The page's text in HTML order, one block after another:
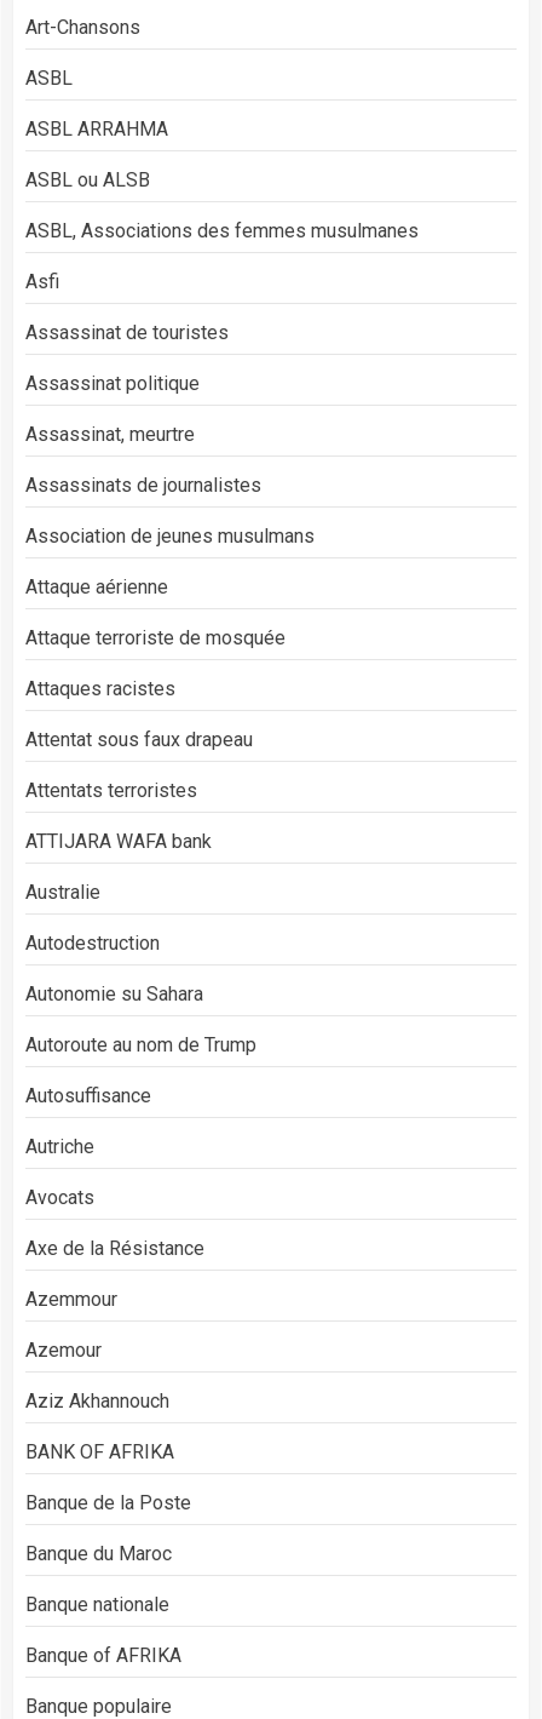
Art-Chansons
ASBL
ASBL ARRAHMA
ASBL ou ALSB
ASBL, Associations des femmes musulmanes
Asfi
Assassinat de touristes
Assassinat politique
Assassinat, meurtre
Assassinats de journalistes
Association de jeunes musulmans
Attaque aérienne
Attaque terroriste de mosquée
Attaques racistes
Attentat sous faux drapeau
Attentats terroristes
ATTIJARA WAFA bank
Australie
Autodestruction
Autonomie su Sahara
Autoroute au nom de Trump
Autosuffisance
Autriche
Avocats
Axe de la Résistance
Azemmour
Azemour
Aziz Akhannouch
BANK OF AFRIKA
Banque de la Poste
Banque du Maroc
Banque nationale
Banque of AFRIKA
Banque populaire